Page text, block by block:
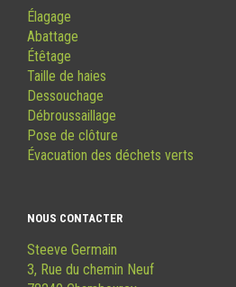
Élagage
Abattage
Étêtage
Taille de haies
Dessouchage
Débroussaillage
Pose de clôture
Évacuation des déchets verts
NOUS CONTACTER
Steeve Germain
3, Rue du chemin Neuf